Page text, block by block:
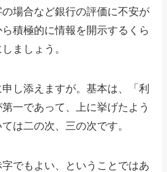
場合など銀行の評価に不安が
積極的に情報を開示するくら
ましょう。
し添えますが。基本は、「利
一であって、上に挙げたよう
は二の次、三の次です。
でもよい、ということではあ